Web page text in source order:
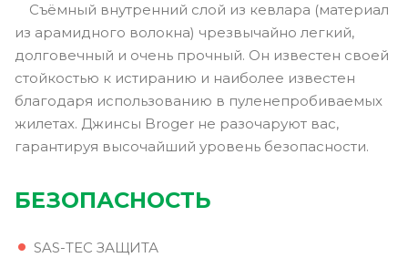
Съёмный внутренний слой из кевлара (материал
из арамидного волокна) чрезвычайно легкий,
долговечный и очень прочный. Он известен своей
стойкостью к истиранию и наиболее известен
благодаря использованию в пуленепробиваемых
жилетах. Джинсы Broger не разочаруют вас,
гарантируя высочайший уровень безопасности.
БЕЗОПАСНОСТЬ
SAS-TEC ЗАЩИТА